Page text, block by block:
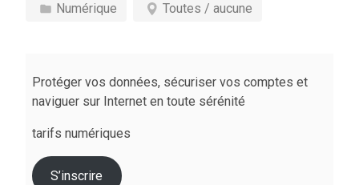
Numérique Toutes / aucune
Protéger vos données, sécuriser vos comptes et
naviguer sur Internet en toute sérénité
tarifs numériques
S’inscrire